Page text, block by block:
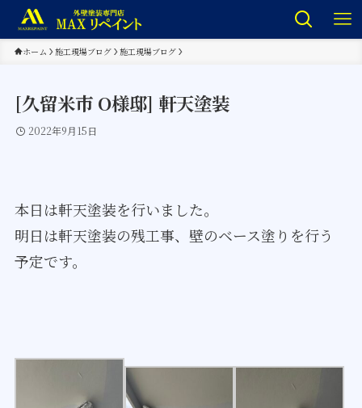
ホーム 施工現場ブログ 施工現場ブログ
[久留米市 O様邸] 軒天塗装
2022年9月15日
本日は軒天塗装を行いました。
明日は軒天塗装の残工事、壁のベース塗りを行う
予定です。